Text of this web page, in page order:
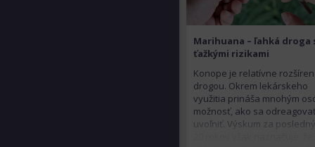
Marihuana – ľahká droga
ťažkými rizikami
Konope je relatívne
drogou. Okrem lekárskeho
využitia prináša mnohým
možnosť, ako sa
uvoľniť. Výskum za